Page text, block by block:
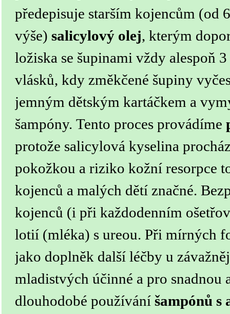
předepisuje starším kojencům (od
výše) salicylový olej, kterým
ložiska se šupinami vždy alespoň
vlásků, kdy změkčené šupiny
jemným dětským kartáčkem a
šampóny. Tento proces provádíme
protože salicylová kyselina
pokožkou a riziko kožní resorpce
kojenců a malých dětí značné.
kojenců (i při každodenním
lotií (mléka) s ureou. Při mírných
jako doplněk další léčby u
mladistvých účinné a pro snadnou
dlouhodobé používání šampónů s